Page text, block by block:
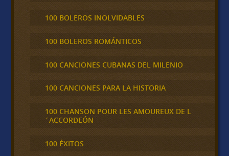
100 BOLEROS INOLVIDABLES
100 BOLEROS ROMÁNTICOS
100 CANCIONES CUBANAS DEL MILENIO
100 CANCIONES PARA LA HISTORIA
100 CHANSON POUR LES AMOUREUX DE L
´ACCORDEÓN
100 ÉXITOS